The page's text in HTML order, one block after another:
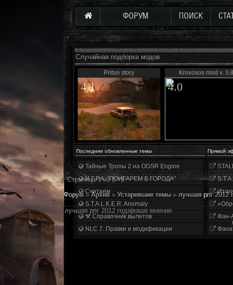
ФОРУМ ПОИСК
Случайная подборка модов
Priboi story
4.1
Krovosos mod v. 3.8
4.0
Последние обновленные темы Прямой
Тайные Тропы 2 на OGSR Engine
И.Г.Р.А. "ПОИГАРЕМ В ГОРОДА"
Считаем
S.T.A.L.K.E.R. Anomaly
⚒ Справочник вылетов
NLC 7. Правки и модификации
Фан-
Страница1из1
1
Форум » Архив » Устаревшие темы » лучшая рпг 2012
лучшая рпг 2012 года|ваше мнение